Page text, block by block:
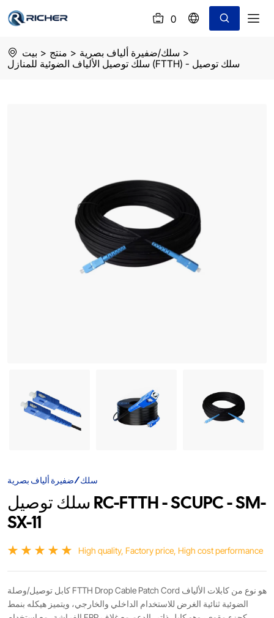
0
FTTH
patch
length:100m
diameter:3mm
بيت > منتج > سلك/ضفيرة ألياف بصرية >
سلك توصيل الألياف الضوئية للمنازل (FTTH) - سلك توصيل
سلك/ضفيرة ألياف بصرية
سلك توصيل RC-FTTH - SCUPC - SM-
SX-11
High quality, Factory price, High cost performance
كابل توصيل/وصلة FTTH Drop Cable Patch Cord هو نوع من كابلات الألياف
الضوئية ثنائية الغرض للاستخدام الداخلي والخارجي، ويتميز هيكله بنمط